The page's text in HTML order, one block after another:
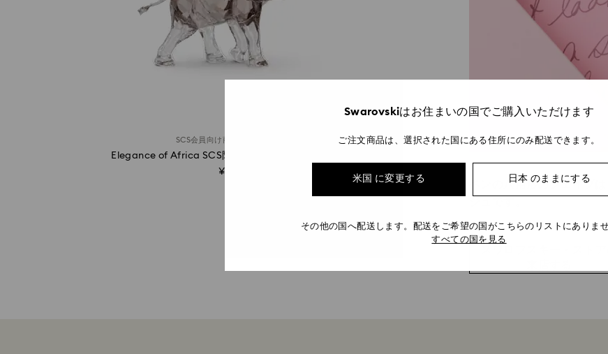
ペンの八角形のシェイブ
SCS会員向け商品
Elegance of Africa SCS限定品 ゾウの赤ちゃん Mandisa
¥ 28,600
Swarovskiはお住まいの国でご購入いただけます
ご注文商品は、選択された国にある住所にのみ配送できます。
米国 に変更する 日本 のままにする
その他の国へ配送します。配送をご希望の国がこちらのリストにありま
すべての国を見る